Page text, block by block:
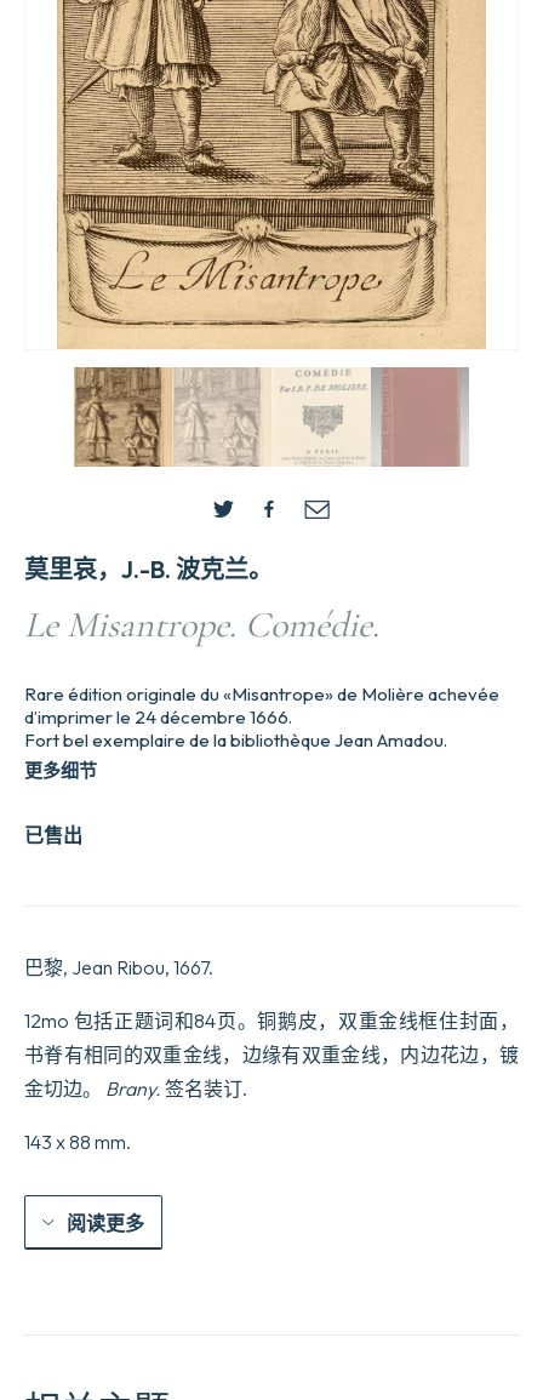
莫里哀，J.-B. 波克兰。
Le Misantrope. Comédie.
已售出
Rare édition originale du «Misantrope» de Molière achevée
d’imprimer le 24 décembre 1666.
Fort bel exemplaire de la bibliothèque Jean Amadou.
更多细节
巴黎, Jean Ribou, 1667.
12mo 包括正题词和84页。铜鹅皮，双重金线框住封面，
书脊有相同的双重金线，边缘有双重金线，内边花边，镀
金切边。
Brany. 签名装订.
143 x 88 mm.
阅读更多